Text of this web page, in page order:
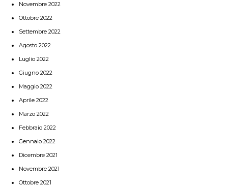
Novembre 2022
Ottobre 2022
Settembre 2022
Agosto 2022
Luglio 2022
Giugno 2022
Maggio 2022
Aprile 2022
Marzo 2022
Febbraio 2022
Gennaio 2022
Dicembre 2021
Novembre 2021
Ottobre 2021